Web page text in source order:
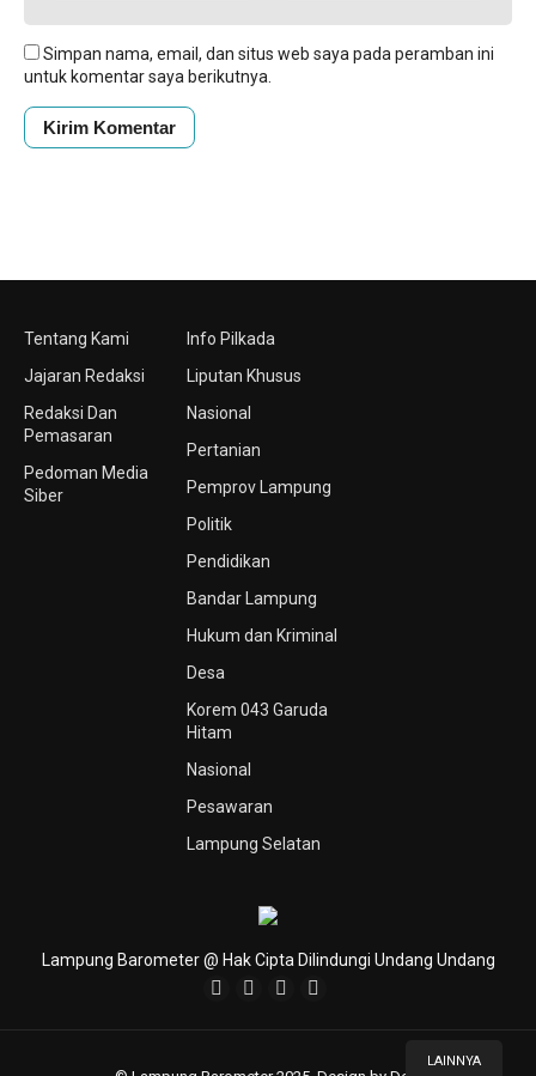
Simpan nama, email, dan situs web saya pada peramban ini
untuk komentar saya berikutnya.
LAINNYA
Tentang Kami
Jajaran Redaksi
Redaksi Dan
Pemasaran
Pedoman Media
Siber
Info Pilkada
Liputan Khusus
Nasional
Pertanian
Pemprov Lampung
Politik
Pendidikan
Bandar Lampung
Hukum dan Kriminal
Desa
Korem 043 Garuda
Hitam
Nasional
Pesawaran
Lampung Selatan
Lampung Barometer @ Hak Cipta Dilindungi Undang Undang